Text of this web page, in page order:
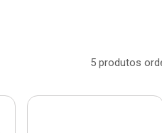
5 produtos